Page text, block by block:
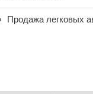
Продажа легковых